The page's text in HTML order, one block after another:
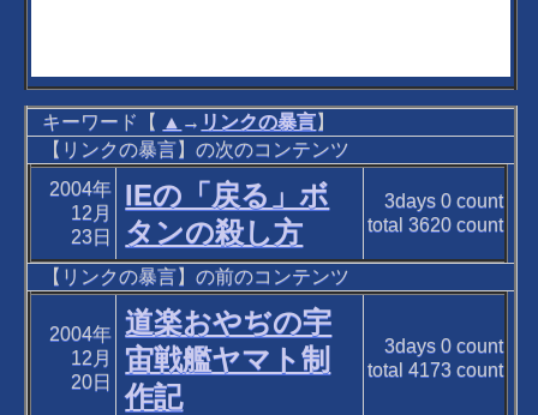
キーワード【 ▲ → リンクの暴言】
【リンクの暴言】の次のコンテンツ
2004年
12月
23日
IEの「戻る」ボ
タンの殺し方
3days 0count
total 3620count
【リンクの暴言】の前のコンテンツ
2004年
12月
20日
道楽おやぢの宇
宙戦艦ヤマト制
作記
3days 0count
total 4173count